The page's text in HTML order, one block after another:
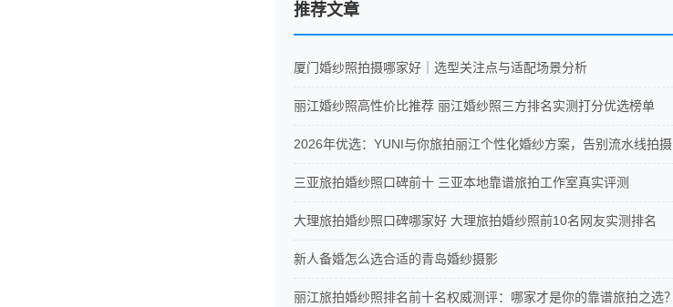
推荐文章
厦门婚纱照拍摄哪家好｜选型关注点与适配场景分析
丽江婚纱照高性价比推荐 丽江婚纱照三方排名实测打分优选榜单
2026年优选：YUNI与你旅拍丽江个性化婚纱方案，告别流水线拍摄
三亚旅拍婚纱照口碑前十 三亚本地靠谱旅拍工作室真实评测
大理旅拍婚纱照口碑哪家好 大理旅拍婚纱照前10名网友实测排名
新人备婚怎么选合适的青岛婚纱摄影
丽江旅拍婚纱照排名前十名权威测评：哪家才是你的靠谱旅拍之选？